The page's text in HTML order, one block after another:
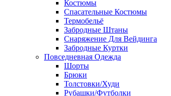
Костюмы
Спасательные Костюмы
Термобельё
Забродные Штаны
Снаряжение Для Вейдинга
Забродные Куртки
Повседневная Одежда
Шорты
Брюки
Толстовки/Худи
Рубашки/Футболки